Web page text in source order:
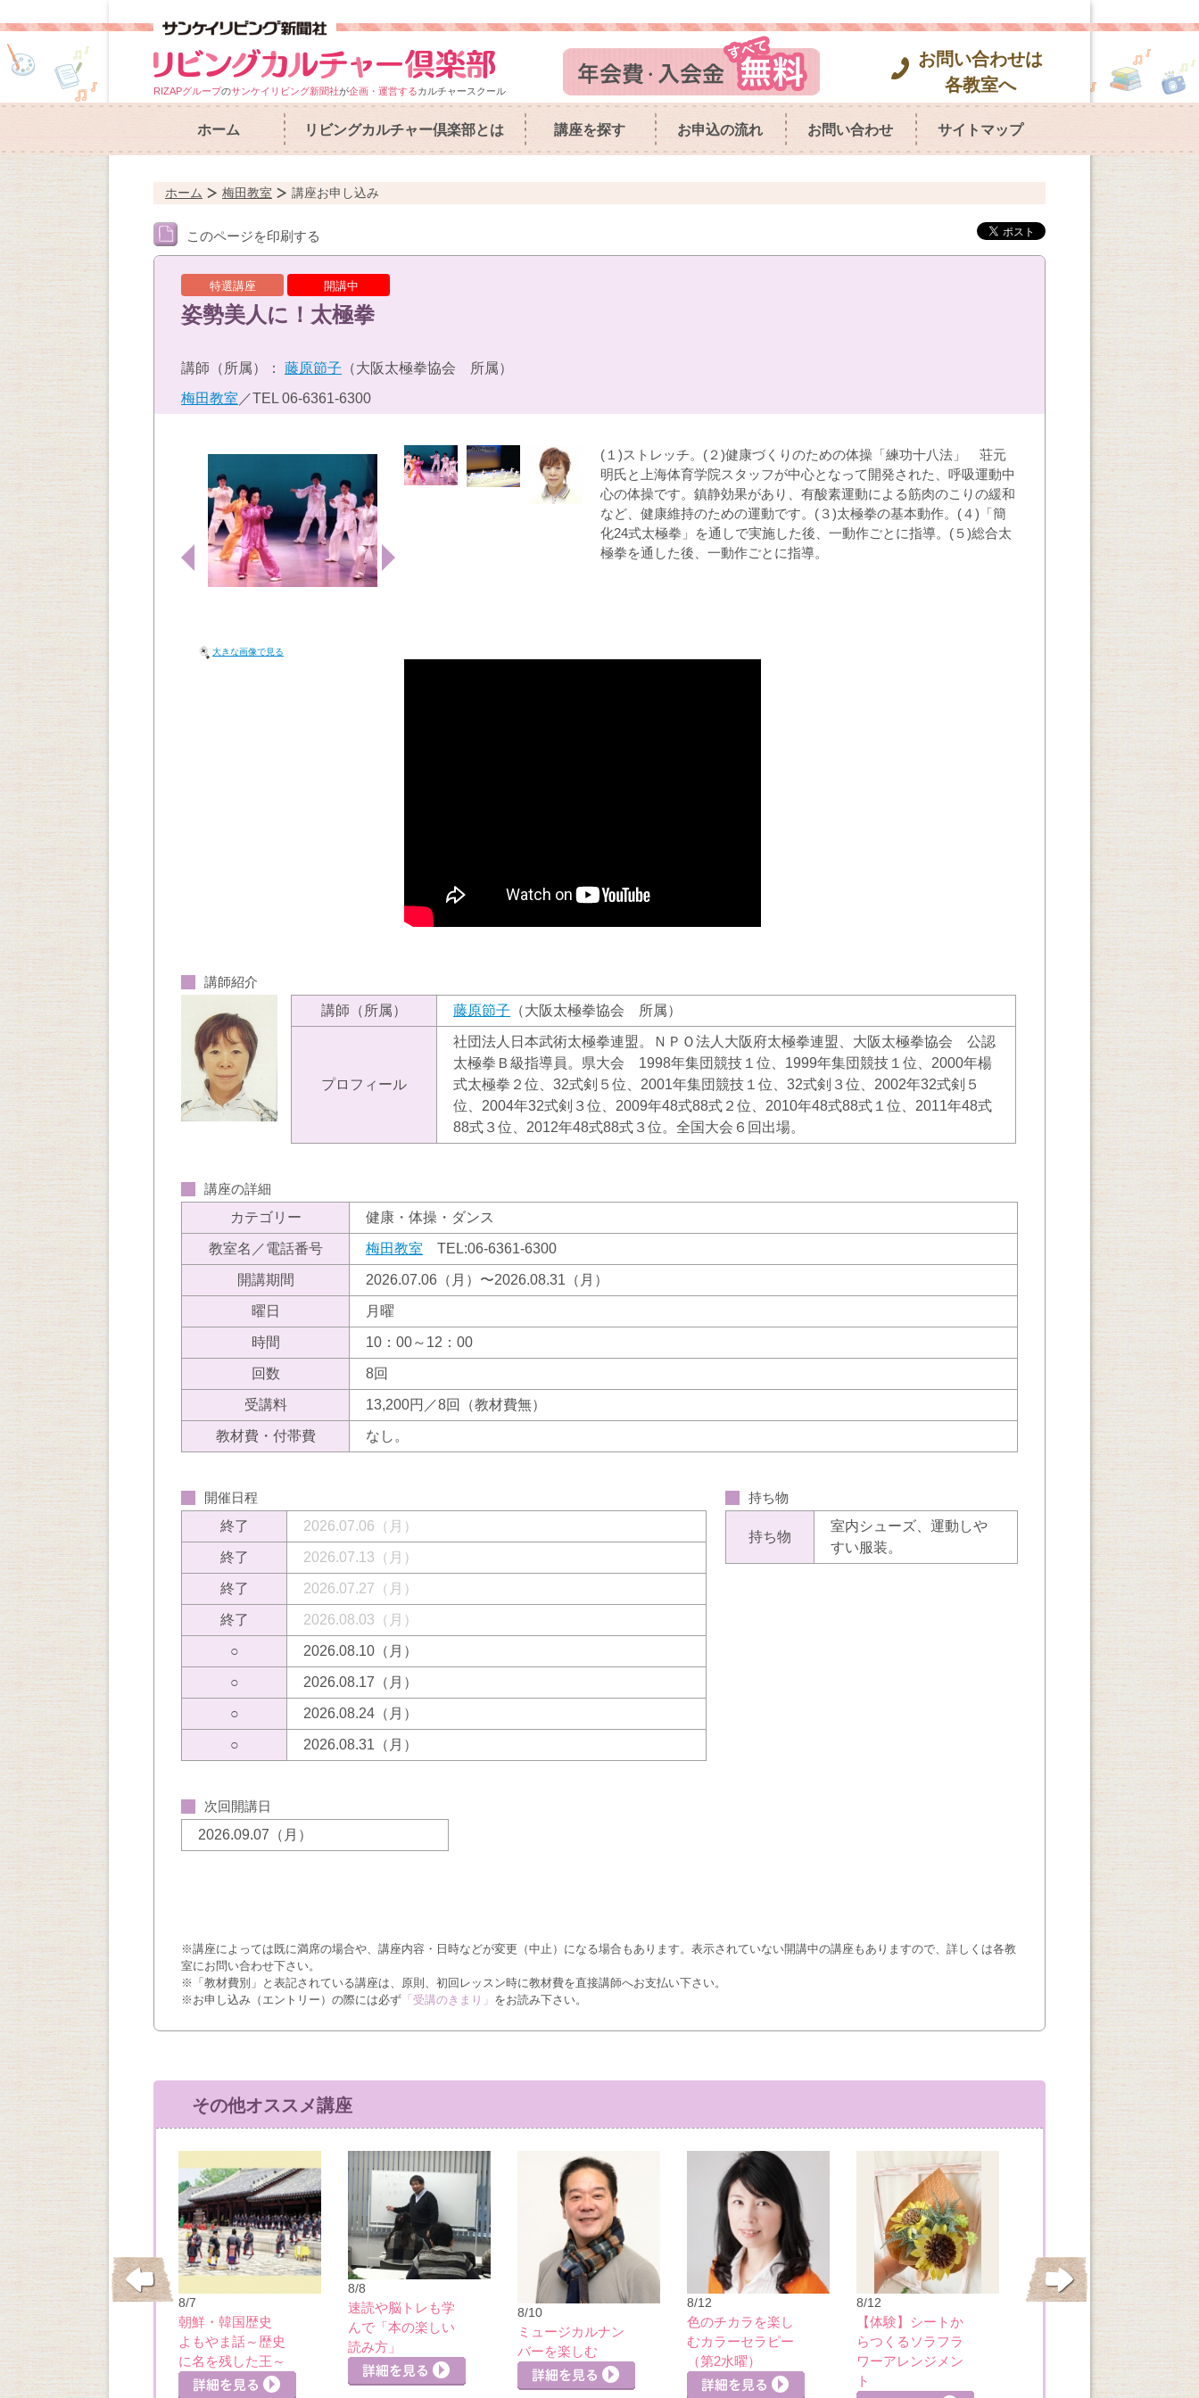
RIZAPグループのサンケイリビング新聞社が企画・運営するカルチャースクール
お問い合わせは
各教室へ
ホーム リビングカルチャー倶楽部とは 講座を探す お申込の流れ お問い合わせ サイトマップ
ホーム 梅田教室 講座お申し込み
このページを印刷する
特選講座 開講中
姿勢美人に！太極拳
講師（所属）： 藤原節子 （大阪太極拳協会 所属）
梅田教室 ／TEL 06-6361-6300
大きな画像で見る
(１)ストレッチ。(２)健康づくりのための体操「練功十八法」 荘元
明氏と上海体育学院スタッフが中心となって開発された、呼吸運動中
心の体操です。鎮静効果があり、有酸素運動による筋肉のこりの緩和
など、健康維持のための運動です。(３)太極拳の基本動作。(４)「簡
化24式太極拳」を通しで実施した後、一動作ごとに指導。(５)総合太
極拳を通した後、一動作ごとに指導。
講師紹介
講師（所属）
藤原節子 （大阪太極拳協会 所属）
プロフィール
社団法人日本武術太極拳連盟。ＮＰＯ法人大阪府太極拳連盟、大阪太極拳協会 公認
太極拳Ｂ級指導員。県大会 1998年集団競技１位、1999年集団競技１位、2000年楊
式太極拳２位、32式剣５位、2001年集団競技１位、32式剣３位、2002年32式剣５
位、2004年32式剣３位、2009年48式88式２位、2010年48式88式１位、2011年48式
88式３位、2012年48式88式３位。全国大会６回出場。
講座の詳細
カテゴリー
健康・体操・ダンス
教室名／電話番号 梅田教室 TEL:06-6361-6300
開講期間 2026.07.06（月）〜2026.08.31（月）
曜日 月曜
時間 10：00～12：00
回数 8回
受講料 13,200円／8回（教材費無）
教材費・付帯費 なし。
開催日程
終了
2026.07.06（月）
終了 2026.07.13（月）
終了 2026.07.27（月）
終了 2026.08.03（月）
○ 2026.08.10（月）
○ 2026.08.17（月）
○ 2026.08.24（月）
○ 2026.08.31（月）
持ち物
持ち物
室内シューズ、運動しや
すい服装。
次回開講日
2026.09.07（月）
※講座によっては既に満席の場合や、講座内容・日時などが変更（中止）になる場合もあります。表示されていない開講中の講座もありますので、詳しくは各教
室にお問い合わせ下さい。
※「教材費別」と表記されている講座は、原則、初回レッスン時に教材費を直接講師へお支払い下さい。
※お申し込み（エントリー）の際には必ず 「受講のきまり」 をお読み下さい。
その他オススメ講座
10/15
垂水・舞子の洋館
めぐり・五色山洋
館
8/7
朝鮮・韓国歴史
よもやま話～歴史
に名を残した王～
8/8
速読や脳トレも学
んで「本の楽しい
読み方」
8/10
ミュージカルナン
バーを楽しむ
8/12
色のチカラを楽し
むカラーセラピー
（第2水曜）
8/12
【体験】シートか
らつくるソラフラ
ワーアレンジメン
ト
8/17
大人のビーズアク
セサリー
を見る 詳細を見る
詳細を見る 詳細を見る 詳細を見る
詳細を見る
詳細